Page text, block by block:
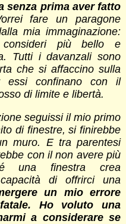
senza prima aver fatto
fare un paragone
mia immaginazione:
più bello e
Tutti i davanzali sono
che si affaccino sulla
essi confinano con il
di limite e libertà.
seguissi il mio primo
di finestre, si finirebbe
muro. E tra parentesi
con il non avere più
una finestra crea
di offrirci una
un mio errore
Ho voluto una
a considerare se